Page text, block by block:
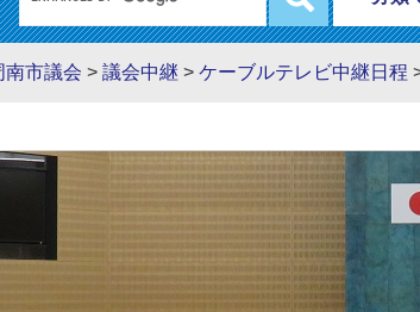
南市議会 > 議会中継 > ケーブルテレビ中継日程